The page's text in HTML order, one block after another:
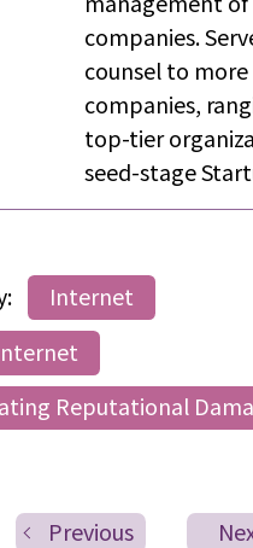
companies.
counsel to
companies,
top-tier
seed-stage
Internet
Reputational
Previous